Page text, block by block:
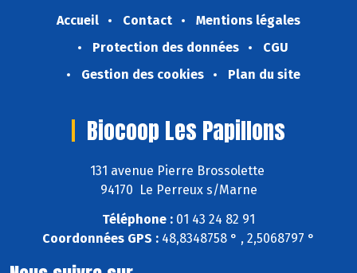
Accueil Contact
Mentions légales
Protection des données
CGU
Gestion des cookies
Plan du site
Biocoop Les Papillons
131 avenue Pierre Brossolette
94170 Le Perreux s/Marne
Téléphone : 01 43 24 82 91
Coordonnées GPS : 48,8348758 ° , 2,5068797 °